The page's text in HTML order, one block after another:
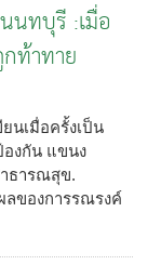
นทบุรี :เมื่อ
ท้าทาย
นเมื่อครั้งเป็น
องกัน แขนง
ธารณสุข.
ลของการรณรงค์